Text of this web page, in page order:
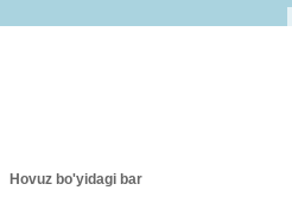
Hovuz bo'yidagi bar